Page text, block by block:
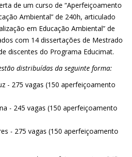
de um curso de “Aperfeiçoamento
Ambiental” de 240h, articulado
em Educação Ambiental” de
com 14 dissertações de Mestrado
discentes do Programa Educimat.
distribuídas da seguinte forma:
- 275 vagas (150 aperfeiçoamento
- 245 vagas (150 aperfeiçoamento
- 275 vagas (150 aperfeiçoamento